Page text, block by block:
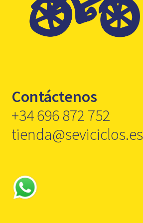
Contáctenos
+34 696 872 752
tienda@seviciclos.es